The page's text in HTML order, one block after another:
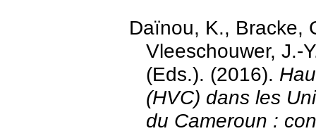
Daïnou, K., Bracke,
Vleeschouwer, J.-
(Eds.). (2016).
(HVC) dans les
du Cameroun :